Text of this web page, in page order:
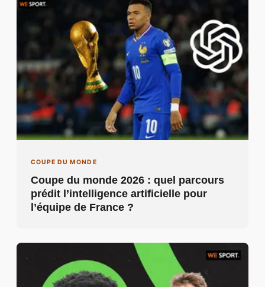
COUPE DU MONDE
Coupe du monde 2026 : quel parcours
prédit l’intelligence artificielle pour
l’équipe de France ?